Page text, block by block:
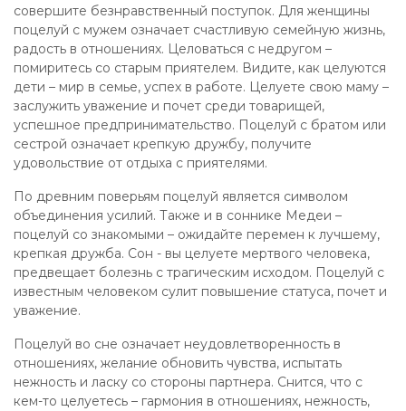
совершите безнравственный поступок. Для женщины
поцелуй с мужем означает счастливую семейную жизнь,
радость в отношениях. Целоваться с недругом –
помиритесь со старым приятелем. Видите, как целуются
дети – мир в семье, успех в работе. Целуете свою маму –
заслужить уважение и почет среди товарищей,
успешное предпринимательство. Поцелуй с братом или
сестрой означает крепкую дружбу, получите
удовольствие от отдыха с приятелями.
По древним поверьям поцелуй является символом
объединения усилий. Также и в соннике Медеи –
поцелуй со знакомыми – ожидайте перемен к лучшему,
крепкая дружба. Сон - вы целуете мертвого человека,
предвещает болезнь с трагическим исходом. Поцелуй с
известным человеком сулит повышение статуса, почет и
уважение.
Поцелуй во сне означает неудовлетворенность в
отношениях, желание обновить чувства, испытать
нежность и ласку со стороны партнера. Снится, что с
кем-то целуетесь – гармония в отношениях, нежность,